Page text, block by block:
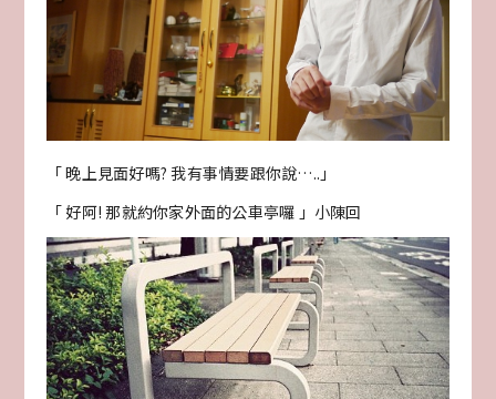
「 晚上見面好嗎? 我有事情要跟你說…..」
「 好阿! 那就約你家外面的公車亭囉 」小陳回